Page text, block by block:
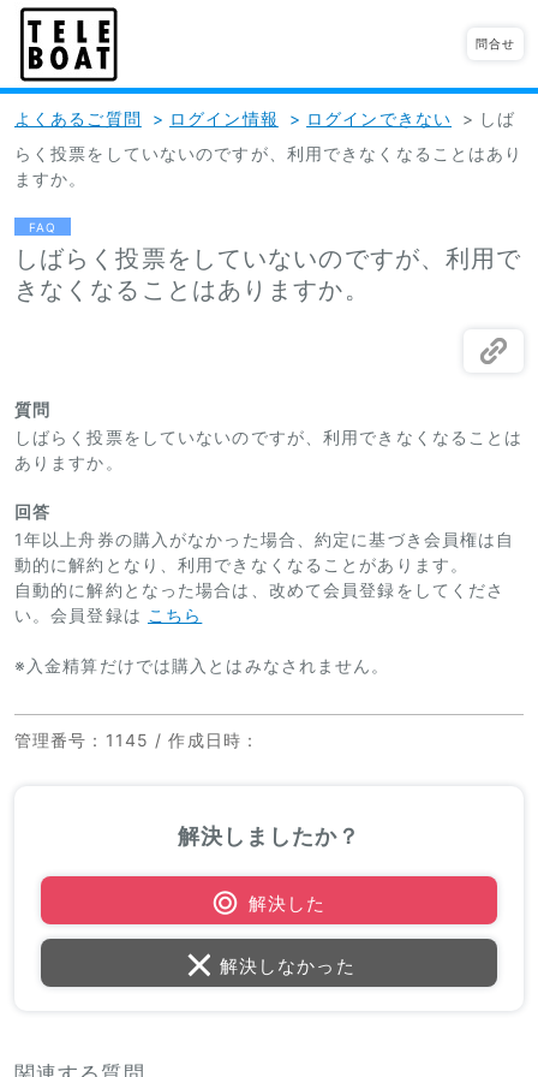
問合せ
よくあるご質問 > ログイン情報 > ログインできない > しば
らく投票をしていないのですが、利用できなくなることはあり
ますか。
FAQ
しばらく投票をしていないのですが、利用で
きなくなることはありますか。
質問
しばらく投票をしていないのですが、利用できなくなることは
ありますか。
回答
1年以上舟券の購入がなかった場合、約定に基づき会員権は自
動的に解約となり、利用できなくなることがあります。
自動的に解約となった場合は、改めて会員登録をしてくださ
い。会員登録は こちら
※入金精算だけでは購入とはみなされません。
管理番号 ：1145 /作成日時 ：
解決しましたか？
解決した
解決しなかった